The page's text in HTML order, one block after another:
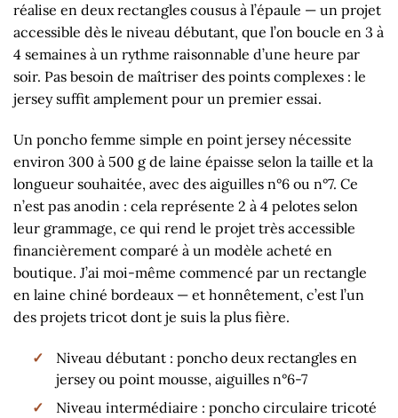
réalise en deux rectangles cousus à l’épaule — un projet
accessible dès le niveau débutant, que l’on boucle en 3 à
4 semaines à un rythme raisonnable d’une heure par
soir. Pas besoin de maîtriser des points complexes : le
jersey suffit amplement pour un premier essai.
Un poncho femme simple en point jersey nécessite
environ 300 à 500 g de laine épaisse selon la taille et la
longueur souhaitée, avec des aiguilles n°6 ou n°7. Ce
n’est pas anodin : cela représente 2 à 4 pelotes selon
leur grammage, ce qui rend le projet très accessible
financièrement comparé à un modèle acheté en
boutique. J’ai moi-même commencé par un rectangle
en laine chiné bordeaux — et honnêtement, c’est l’un
des projets tricot dont je suis la plus fière.
Niveau débutant : poncho deux rectangles en
jersey ou point mousse, aiguilles n°6-7
Niveau intermédiaire : poncho circulaire tricoté